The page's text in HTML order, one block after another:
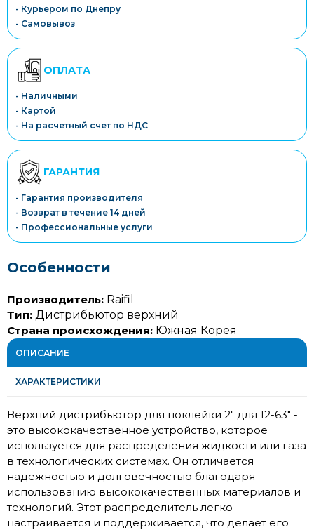
- Курьером по Днепру
- Самовывоз
ОПЛАТА
- Наличными
- Картой
- На расчетный счет по НДС
ГАРАНТИЯ
- Гарантия производителя
- Возврат в течение 14 дней
- Профессиональные услуги
Особенности
Производитель: Raifil
Тип: Дистрибьютор верхний
Страна происхождения: Южная Корея
ОПИСАНИЕ
ХАРАКТЕРИСТИКИ
Верхний дистрибьютор для поклейки 2" для 12-63" -
это высококачественное устройство, которое
используется для распределения жидкости или газа
в технологических системах. Он отличается
надежностью и долговечностью благодаря
использованию высококачественных материалов и
технологий. Этот распределитель легко
настраивается и поддерживается, что делает его